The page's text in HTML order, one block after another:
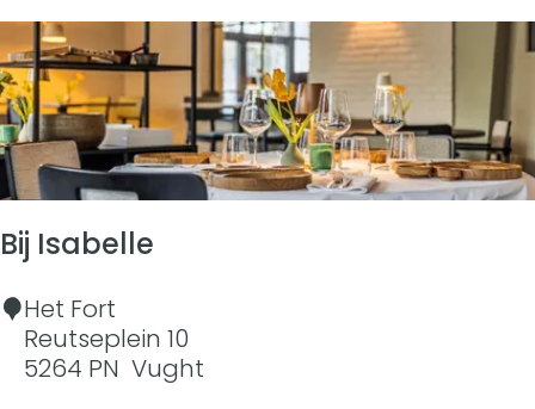
u
v
e
n
a
u
V
i
n
Bij Isabelle
B Het Fort
Reutseplein 10
5264 PN Vught